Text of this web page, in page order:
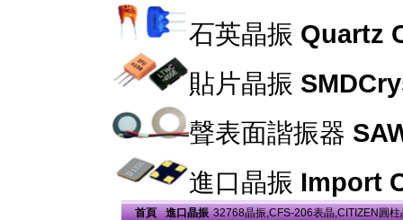
石英晶振 Quartz
貼片晶振
聲表面諧振器
進口晶振 Import
首頁 進口晶振 32768晶振,CFS-206表晶,CITIZEN圓柱